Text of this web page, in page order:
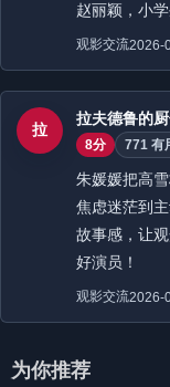
赵丽颖，小
观影交流2026-
拉
拉夫德鲁的
8分
771 有
朱媛媛把高
焦虑迷茫到
故事感，让
好演员！
观影交流2026-
为你推荐